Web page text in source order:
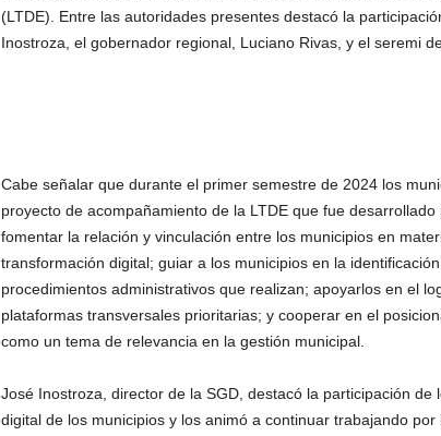
(LTDE). Entre las autoridades presentes destacó la
Inostroza, el gobernador regional, Luciano Rivas, y el seremi
Cabe señalar que durante el primer semestre de 2024 los
proyecto de acompañamiento de la LTDE que fue
fomentar la relación y vinculación entre los municipios en
transformación digital; guiar a los municipios en la
procedimientos administrativos que realizan; apoyarlos en el
plataformas transversales prioritarias; y cooperar en el
como un tema de relevancia en la gestión municipal.
José Inostroza, director de la SGD, destacó la participación
digital de los municipios y los animó a continuar trabajando